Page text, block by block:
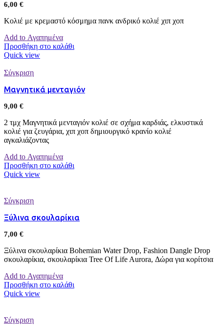
6,00 €
Κολιέ με κρεμαστό κόσμημα πανκ ανδρικό κολιέ χιπ χοπ
Add to Αγαπημένα
Προσθήκη στο καλάθι
Quick view
Σύγκριση
Μαγνητικά μενταγιόν
9,00 €
2 τμχ Μαγνητικά μενταγιόν κολιέ σε σχήμα καρδιάς, ελκυστικά
κολιέ για ζευγάρια, χιπ χοπ δημιουργικό κρανίο κολιέ
αγκαλιάζοντας
Add to Αγαπημένα
Προσθήκη στο καλάθι
Quick view
Σύγκριση
Ξύλινα σκουλαρίκια
7,00 €
Ξύλινα σκουλαρίκια Bohemian Water Drop, Fashion Dangle Drop
σκουλαρίκια, σκουλαρίκια Tree Of Life Aurora, Δώρα για κορίτσια
Add to Αγαπημένα
Προσθήκη στο καλάθι
Quick view
Σύγκριση